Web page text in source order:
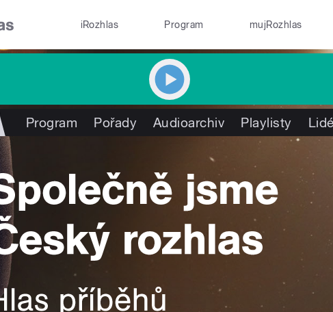
iRozhlas Program mujRozhlas
Program Pořady Audioarchiv Playlisty Lidé